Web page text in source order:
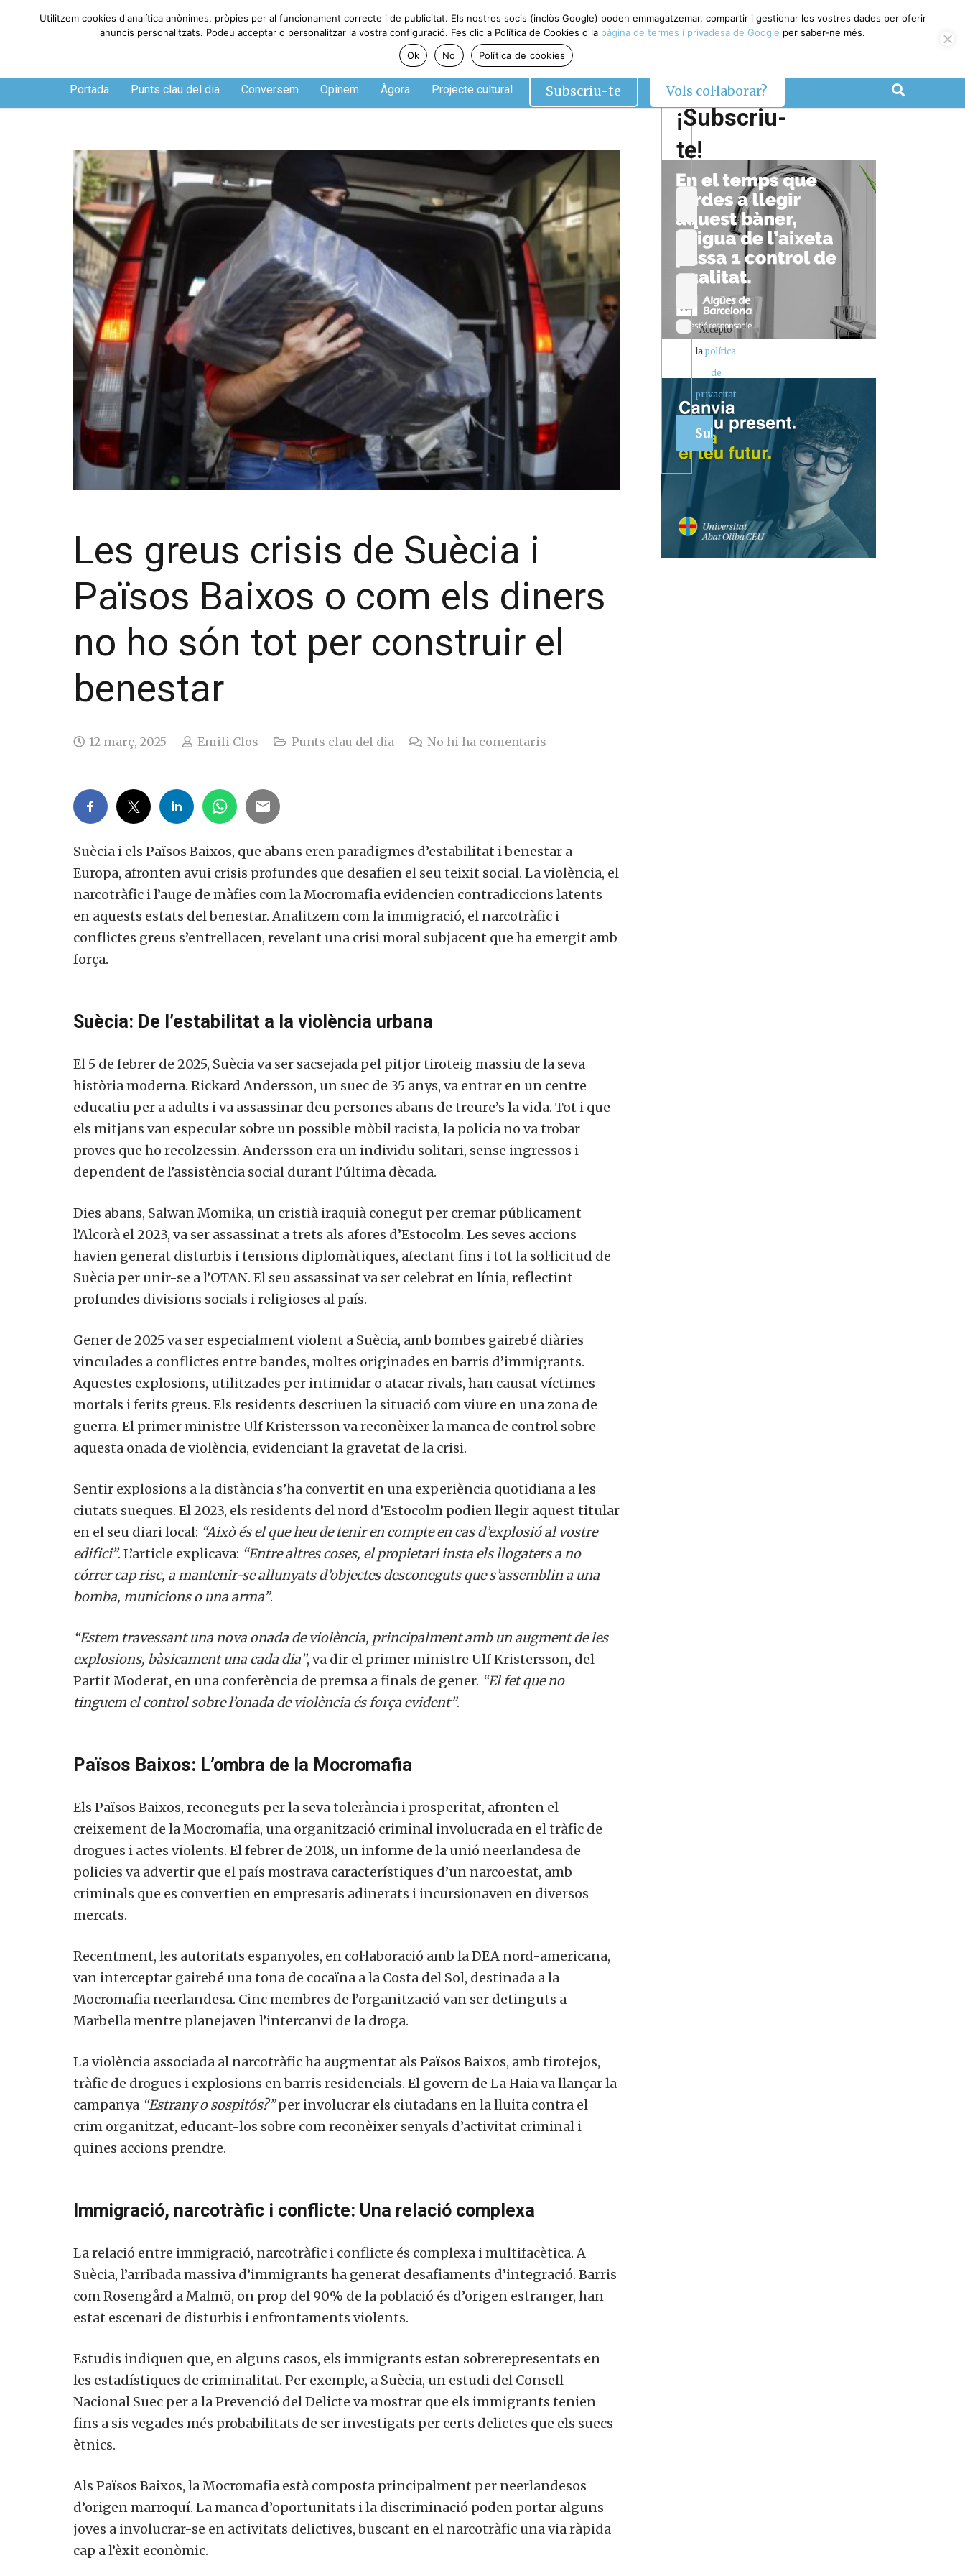
Dijous, 6 de agosto de 2026
Portada Punts clau del dia Conversem Opinem Àgora Projecte cultural Subscriu-te Vols col·laborar?
Les greus crisis de Suècia i
Països Baixos o com els diners
no ho són tot per construir el
benestar
12 març, 2025 Emili Clos Punts clau del dia No hi ha comentaris
Suècia i els Països Baixos, que abans eren paradigmes d’estabilitat i benestar a
Europa, afronten avui crisis profundes que desafien el seu teixit social. La violència, el
narcotràfic i l’auge de màfies com la Mocromafia evidencien contradiccions latents
en aquests estats del benestar. Analitzem com la immigració, el narcotràfic i
conflictes greus s’entrellacen, revelant una crisi moral subjacent que ha emergit amb
força.
Suècia: De l’estabilitat a la violència urbana
El 5 de febrer de 2025, Suècia va ser sacsejada pel pitjor tiroteig massiu de la seva
història moderna. Rickard Andersson, un suec de 35 anys, va entrar en un centre
educatiu per a adults i va assassinar deu persones abans de treure’s la vida. Tot i que
els mitjans van especular sobre un possible mòbil racista, la policia no va trobar
proves que ho recolzessin. Andersson era un individu solitari, sense ingressos i
dependent de l’assistència social durant l’última dècada.
Dies abans, Salwan Momika, un cristià iraquià conegut per cremar públicament
l’Alcorà el 2023, va ser assassinat a trets als afores d’Estocolm. Les seves accions
havien generat disturbis i tensions diplomàtiques, afectant fins i tot la sol·licitud de
Suècia per unir-se a l’OTAN. El seu assassinat va ser celebrat en línia, reflectint
profundes divisions socials i religioses al país.
Gener de 2025 va ser especialment violent a Suècia, amb bombes gairebé diàries
vinculades a conflictes entre bandes, moltes originades en barris d’immigrants.
Aquestes explosions, utilitzades per intimidar o atacar rivals, han causat víctimes
mortals i ferits greus. Els residents descriuen la situació com viure en una zona de
guerra. El primer ministre Ulf Kristersson va reconèixer la manca de control sobre
aquesta onada de violència, evidenciant la gravetat de la crisi.
Sentir explosions a la distància s’ha convertit en una experiència quotidiana a les
ciutats sueques. El 2023, els residents del nord d’Estocolm podien llegir aquest titular
en el seu diari local: “Això és el que heu de tenir en compte en cas d’explosió al vostre
edifici”. L’article explicava: “Entre altres coses, el propietari insta els llogaters a no
córrer cap risc, a mantenir-se allunyats d’objectes desconeguts que s’assemblin a una
bomba, municions o una arma”.
“Estem travessant una nova onada de violència, principalment amb un augment de les
explosions, bàsicament una cada dia”, va dir el primer ministre Ulf Kristersson, del
Partit Moderat, en una conferència de premsa a finals de gener. “El fet que no
tinguem el control sobre l’onada de violència és força evident”.
Països Baixos: L’ombra de la Mocromafia
Els Països Baixos, reconeguts per la seva tolerància i prosperitat, afronten el
creixement de la Mocromafia, una organització criminal involucrada en el tràfic de
drogues i actes violents. El febrer de 2018, un informe de la unió neerlandesa de
policies va advertir que el país mostrava característiques d’un narcoestat, amb
criminals que es convertien en empresaris adinerats i incursionaven en diversos
mercats.
Recentment, les autoritats espanyoles, en col·laboració amb la DEA nord-americana,
van interceptar gairebé una tona de cocaïna a la Costa del Sol, destinada a la
Mocromafia neerlandesa. Cinc membres de l’organització van ser detinguts a
Marbella mentre planejaven l’intercanvi de la droga.
La violència associada al narcotràfic ha augmentat als Països Baixos, amb tirotejos,
tràfic de drogues i explosions en barris residencials. El govern de La Haia va llançar la
campanya “Estrany o sospitós?”per involucrar els ciutadans en la lluita contra el
crim organitzat, educant-los sobre com reconèixer senyals d’activitat criminal i
quines accions prendre.
Immigració, narcotràfic i conflicte: Una relació complexa
La relació entre immigració, narcotràfic i conflicte és complexa i multifacètica. A
Suècia, l’arribada massiva d’immigrants ha generat desafiaments d’integració. Barris
com Rosengård a Malmö, on prop del 90% de la població és d’origen estranger, han
estat escenari de disturbis i enfrontaments violents.
Estudis indiquen que, en alguns casos, els immigrants estan sobrerepresentats en
les estadístiques de criminalitat. Per exemple, a Suècia, un estudi del Consell
Nacional Suec per a la Prevenció del Delicte va mostrar que els immigrants tenien
fins a sis vegades més probabilitats de ser investigats per certs delictes que els suecs
ètnics.
Als Països Baixos, la Mocromafia està composta principalment per neerlandesos
d’origen marroquí. La manca d’oportunitats i la discriminació poden portar alguns
joves a involucrar-se en activitats delictives, buscant en el narcotràfic una via ràpida
cap a l’èxit econòmic.
¡Subscriu-
te!
Accepto
lapolítica
de
privacitat
Utilitzem cookies d'analítica anònimes, pròpies per al funcionament correcte i de publicitat. Els nostres socis (inclòs Google) poden emmagatzemar, compartir i gestionar les vostres dades per oferir
anuncis personalitzats. Podeu acceptar o personalitzar la vostra configuració. Fes clic a Política de Cookies o la pàgina de termes i privadesa de Google per saber-ne més.
Ok
No Política de cookies